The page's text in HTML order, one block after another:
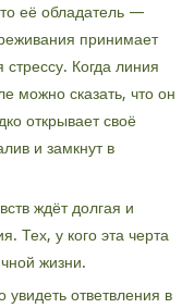
её обладатель —
принимает
стрессу. Когда линия
можно сказать, что он
открывает своё
и замкнут в
ждёт долгая и
Тех, у кого эта черта
жизни.
ответвления в